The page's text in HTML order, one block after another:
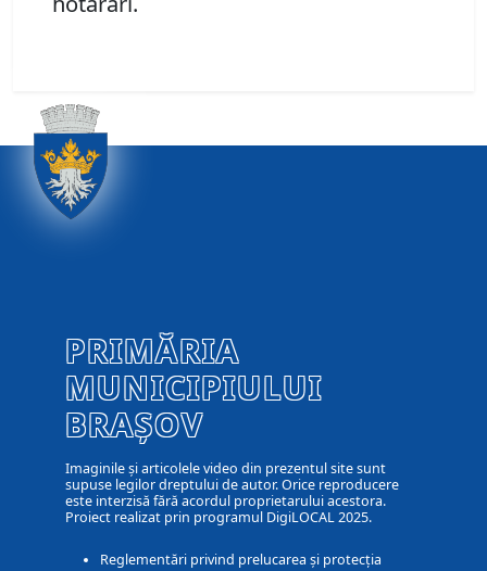
PRIMĂRIA
MUNICIPIULUI
BRAȘOV
Imaginile și articolele video din prezentul site sunt
supuse legilor dreptului de autor. Orice reproducere
este interzisă fără acordul proprietarului acestora.
Proiect realizat prin programul DigiLOCAL 2025.
Reglementări privind prelucarea și protecția